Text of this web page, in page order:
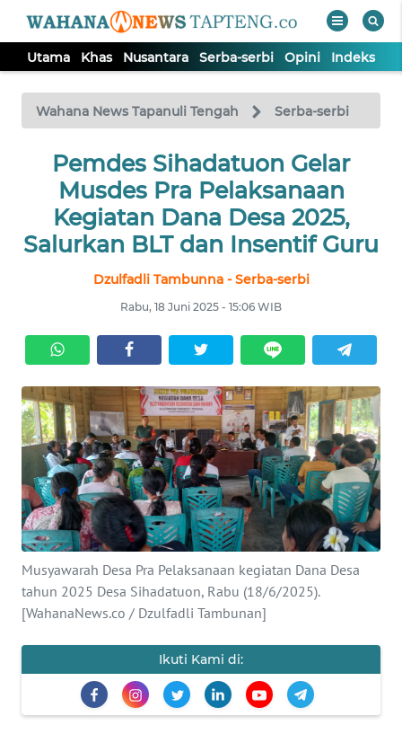
Utama Khas Nusantara Serba-serbi Opini Indeks
Wahana News Tapanuli Tengah Serba-serbi
Pemdes Sihadatuon Gelar
Musdes Pra Pelaksanaan
Kegiatan Dana Desa 2025,
Salurkan BLT dan Insentif Guru
Dzulfadli Tambunna - Serba-serbi
Rabu, 18 Juni 2025 - 15:06 WIB
Musyawarah Desa Pra Pelaksanaan kegiatan Dana Desa
tahun 2025 Desa Sihadatuon, Rabu (18/6/2025).
[WahanaNews.co / Dzulfadli Tambunan]
Ikuti Kami di:
TV
Tutup
UTAMA
KHAS
SERBI
OPINI
Informasi
INDEKS
BERITA
KONTAK
KAMI
INFO
IKLAN